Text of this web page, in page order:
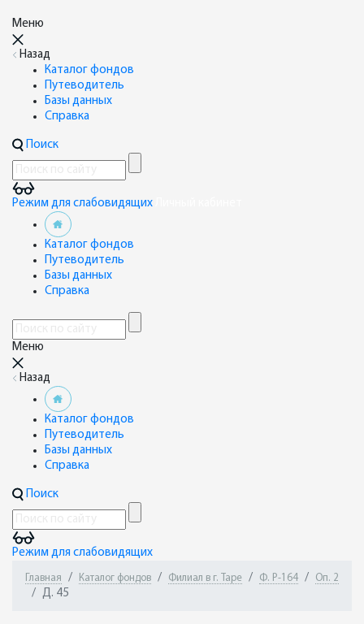
Меню
Назад
Каталог фондов
Путеводитель
Базы данных
Справка
Поиск
Режим для слабовидящих
Каталог фондов
Путеводитель
Базы данных
Справка
Меню
Назад
Каталог фондов
Путеводитель
Базы данных
Справка
Поиск
Режим для слабовидящих
Главная Каталог фондов Филиал в г. Таре Ф. Р-164 Оп. 2
Д. 45